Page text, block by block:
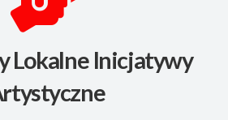
Lokalne Inicjatywy